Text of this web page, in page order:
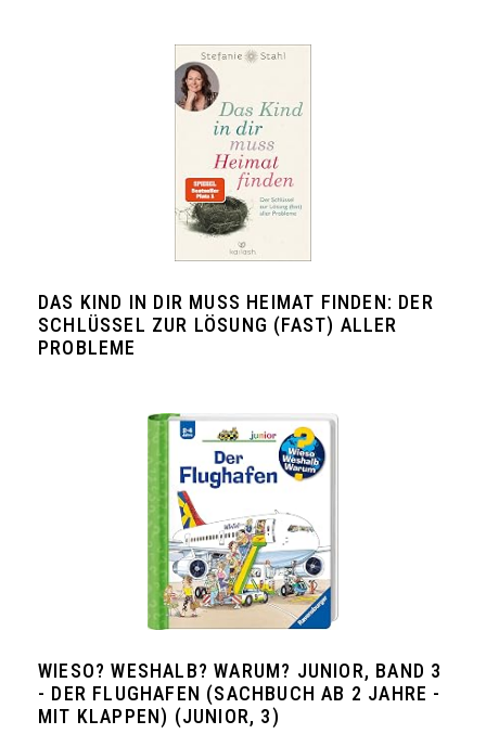
DAS KIND IN DIR MUSS HEIMAT FINDEN: DER
SCHLÜSSEL ZUR LÖSUNG (FAST) ALLER
PROBLEME
WIESO? WESHALB? WARUM? JUNIOR, BAND 3
- DER FLUGHAFEN (SACHBUCH AB 2 JAHRE -
MIT KLAPPEN) (JUNIOR, 3)